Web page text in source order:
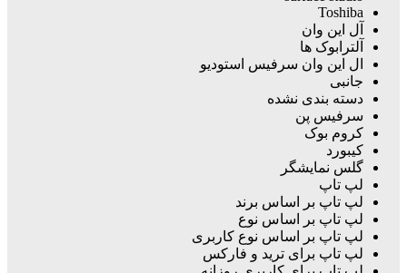
Toshiba
آل این وان
آلترابوک ها
ال این وان سرفیس استودیو
جانبی
دسته بندی نشده
سرفیس پن
کروم بوک
کیبورد
گلس نمایشگر
لپ تاپ
لپ تاپ بر اساس برند
لپ تاپ بر اساس نوع
لپ تاپ بر اساس نوع کاربری
لپ تاپ برای ترید و فارکس